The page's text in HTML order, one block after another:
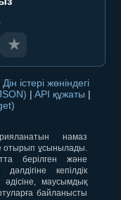
★
Дін істері жөніндегі
| API құжаты |
намаз
отырып ұсынылады.
берілген және
кепілдік
әдісіне, маусымдық
байланысты